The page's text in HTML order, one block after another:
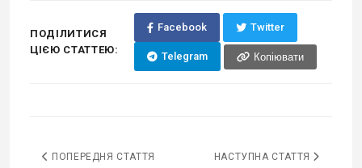
ПОДІЛИТИСЯ
ЦІЄЮ СТАТТЕЮ:
Facebook Twitter
Telegram Копіювати
ПОПЕРЕДНЯ СТАТТЯ НАСТУПНА СТАТТЯ